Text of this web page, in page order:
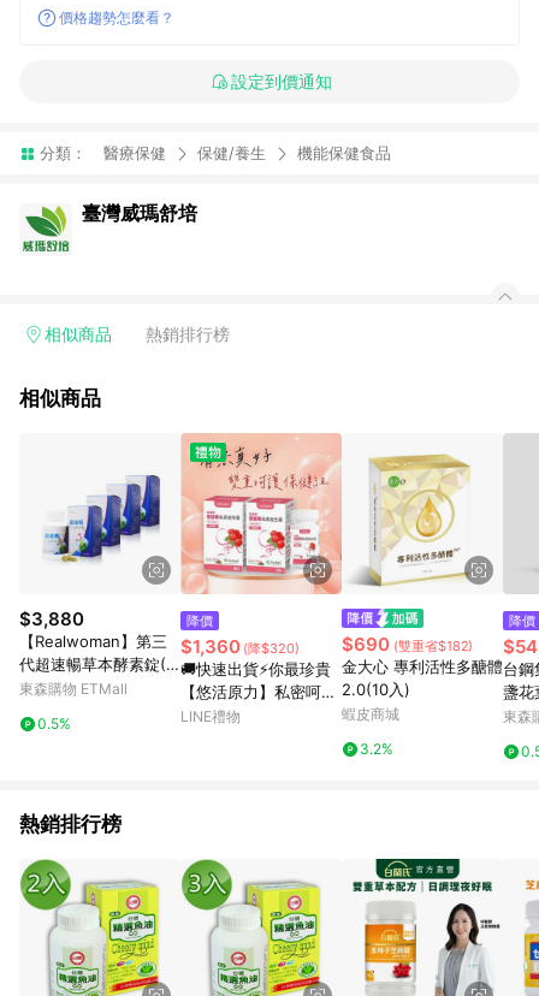
價格趨勢怎麼看？
設定到價通知
分類： 醫療保健 保健/養生 機能保健食品
臺灣威瑪舒培
相似商品 熱銷排行榜
相似商品
$3,880
【Realwoman】第三
代超速暢草本酵素錠(8
0錠/瓶x4)
東森購物 ETMall
0.5%
降價
$1,360 (降$320)
🚚快速出貨⚡你最珍貴
【悠活原力】私密呵護
組．高濃縮蔓越莓私密
LINE禮物
$690 (雙重省$182)
金大心 專利活性多醣體
2.0(10入)
蝦皮商城
3.2%
降價
台鋼
盞花
5顆/
東森
熱銷排行榜